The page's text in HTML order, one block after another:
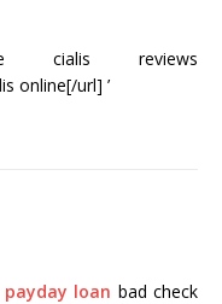
reviews
online[/url] ’
loan bad check